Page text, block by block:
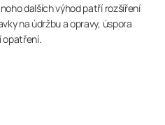
dalších výhod patří rozšíření
na údržbu a opravy, úspora
opatření.